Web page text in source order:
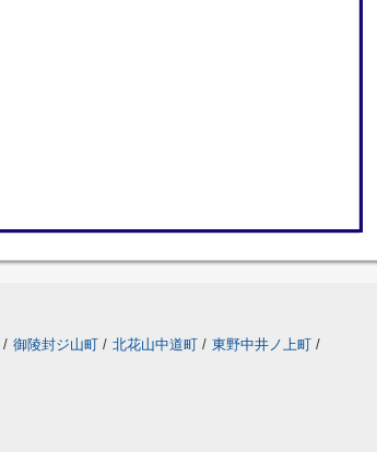
/ 御陵封ジ山町 / 北花山中道町 / 東野中井ノ上町 /